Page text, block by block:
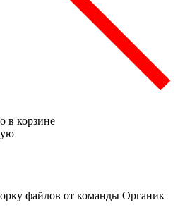
в корзине
файлов от команды Органик